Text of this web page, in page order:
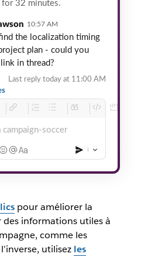
for 32 minutes.
10:57 AM
the localization timing
plan - could you
in thread?
Last reply today at 11:00 AM
campaign-soccer
pour améliorer la
informations utiles à
comme les
utilisez les